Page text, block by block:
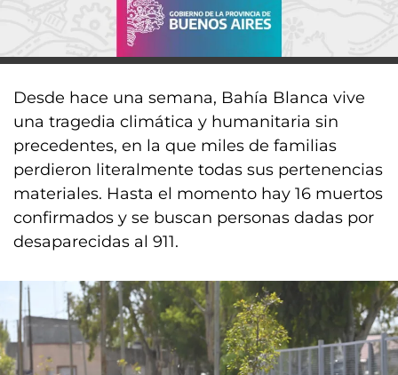
Desde hace una semana, Bahía Blanca vive
una tragedia climática y humanitaria sin
precedentes, en la que miles de familias
perdieron literalmente todas sus pertenencias
materiales. Hasta el momento hay 16 muertos
confirmados y se buscan personas dadas por
desaparecidas al 911.